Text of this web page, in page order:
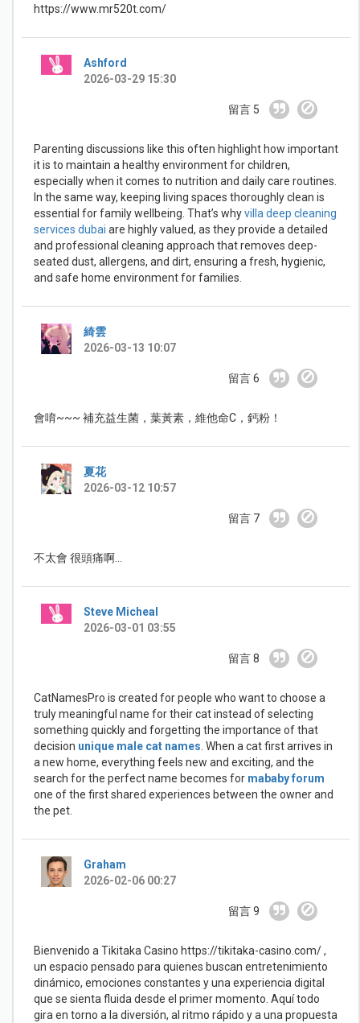
https://www.mr520t.com/
Ashford
2026-03-29 15:30
留言 5
Parenting discussions like this often highlight how important
it is to maintain a healthy environment for children,
especially when it comes to nutrition and daily care routines.
In the same way, keeping living spaces thoroughly clean is
essential for family wellbeing. That’s whyvilla deep cleaning
services dubai are highly valued, as they provide a detailed
and professional cleaning approach that removes deep-
seated dust, allergens, and dirt, ensuring a fresh, hygienic,
and safe home environment for families.
綺雲
2026-03-13 10:07
留言 6
會唷~~~ 補充益生菌，葉黃素，維他命C，鈣粉！
夏花
2026-03-12 10:57
留言 7
不太會 很頭痛啊...
Steve Micheal
2026-03-01 03:55
留言 8
CatNamesPro is created for people who want to choose a
truly meaningful name for their cat instead of selecting
something quickly and forgetting the importance of that
decision unique male cat names . When a cat first arrives in
a new home, everything feels new and exciting, and the
search for the perfect name becomes for mababy forum
one of the first shared experiences between the owner and
the pet.
Graham
2026-02-06 00:27
留言 9
Bienvenido a Tikitaka Casino https://tikitaka-casino.com/ ,
un espacio pensado para quienes buscan entretenimiento
dinámico, emociones constantes y una experiencia digital
que se sienta fluida desde el primer momento. Aquí todo
gira en torno a la diversión, al ritmo rápido y a una propuesta